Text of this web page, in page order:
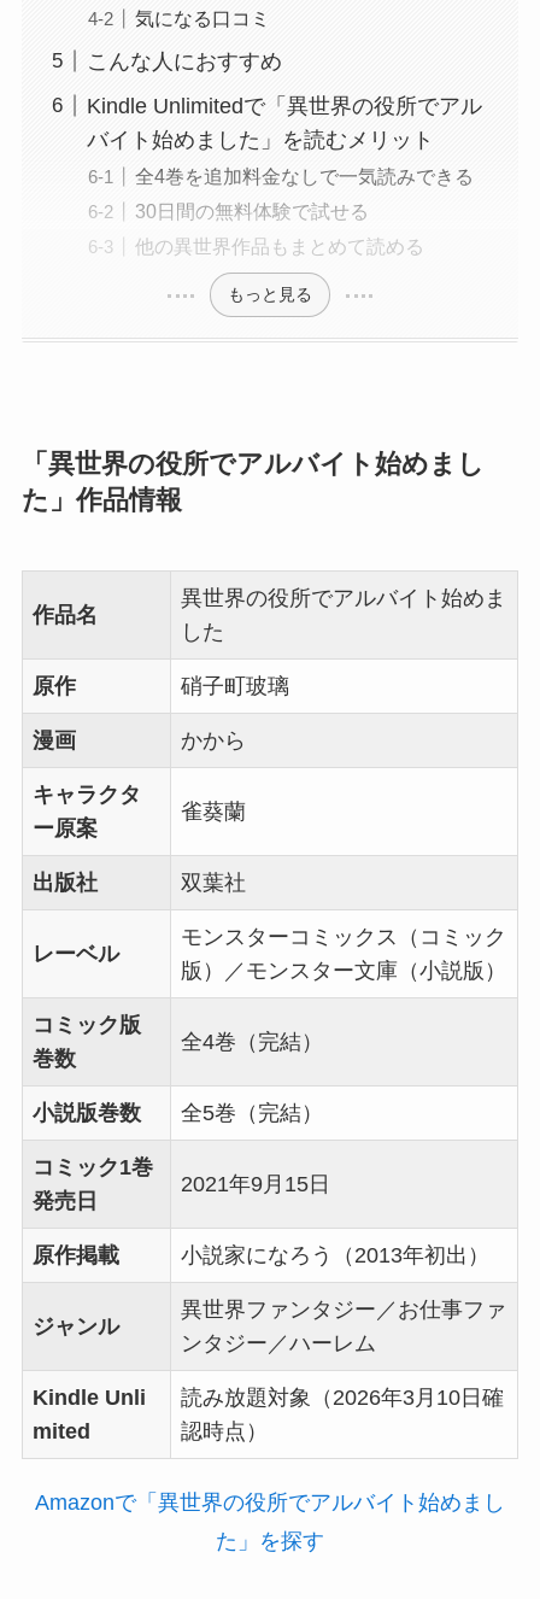
気になる口コミ
こんな人におすすめ
Kindle Unlimitedで「異世界の役所でアル
バイト始めました」を読むメリット
全4巻を追加料金なしで一気読みできる
30日間の無料体験で試せる
他の異世界作品もまとめて読める
もっと見る
「異世界の役所でアルバイト始めまし
た」作品情報
作品名
異世界の役所でアルバイト始めま
した
原作 硝子町玻璃
漫画 かから
キャラクタ
ー原案
雀葵蘭
出版社 双葉社
レーベル
モンスターコミックス（コミック
版）／モンスター文庫（小説版）
コミック版
巻数
全4巻（完結）
小説版巻数 全5巻（完結）
コミック1巻
発売日
2021年9月15日
原作掲載 小説家になろう（2013年初出）
ジャンル
異世界ファンタジー／お仕事ファ
ンタジー／ハーレム
Kindle Unli
mited
読み放題対象（2026年3月10日確
認時点）
Amazonで「異世界の役所でアルバイト始めまし
た」を探す